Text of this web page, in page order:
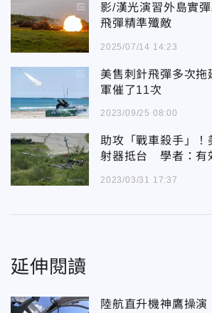
影/漢光演習外島實
飛彈精準殲敵
2025/07/14 14:23
美售刺針飛彈多次
軍催了11次
2023/09/25 08:00
助攻「戰車殺手」！
射器抵台 學者：有
2023/03/31 17:37
延伸閱讀
陸航直升機神鷹操